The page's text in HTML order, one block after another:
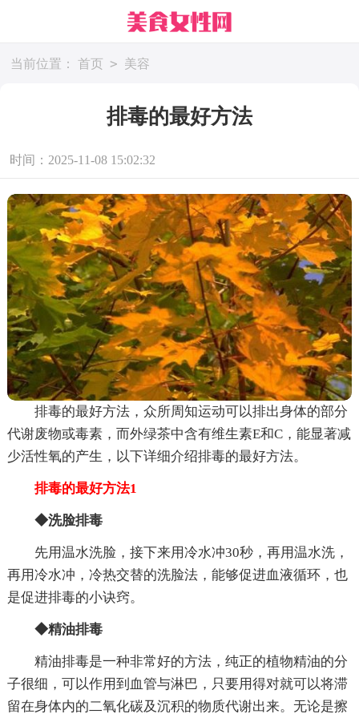
当前位置： 首页 > 美容
排毒的最好方法
时间：2025-11-08 15:02:32
排毒的最好方法，众所周知运动可以排出身体的部分
代谢废物或毒素，而外绿茶中含有维生素E和C，能显著减
少活性氧的产生，以下详细介绍排毒的最好方法。
排毒的最好方法1
◆洗脸排毒
先用温水洗脸，接下来用冷水冲30秒，再用温水洗，
再用冷水冲，冷热交替的洗脸法，能够促进血液循环，也
是促进排毒的小诀窍。
◆精油排毒
精油排毒是一种非常好的方法，纯正的植物精油的分
子很细，可以作用到血管与淋巴，只要用得对就可以将滞
留在身体内的二氧化碳及沉积的物质代谢出来。无论是擦